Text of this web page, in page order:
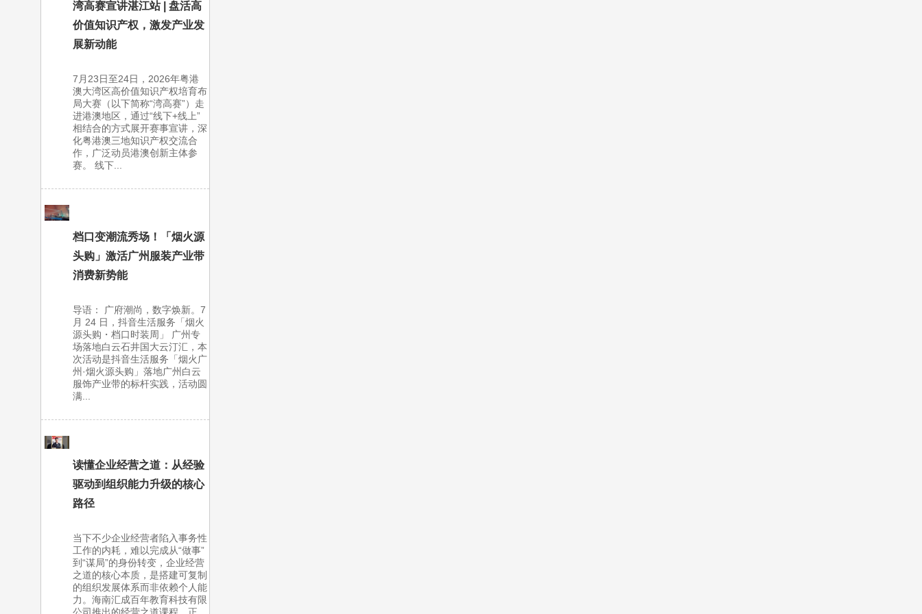
湾高赛宣讲湛江站 | 盘活高
价值知识产权，激发产业发
展新动能
7月23日至24日，2026年粤港
澳大湾区高价值知识产权培育布
局大赛（以下简称“湾高赛”）走
进港澳地区，通过“线下+线上”
相结合的方式展开赛事宣讲，深
化粤港澳三地知识产权交流合
作，广泛动员港澳创新主体参
赛。 线下...
档口变潮流秀场！「烟火源
头购」激活广州服装产业带
消费新势能
导语： 广府潮尚，数字焕新。7
月 24 日，抖音生活服务「烟火
源头购・档口时装周」 广州专
场落地白云石井国大云汀汇，本
次活动是抖音生活服务「烟火广
州·烟火源头购」落地广州白云
服饰产业带的标杆实践，活动圆
满...
读懂企业经营之道：从经验
驱动到组织能力升级的核心
路径
当下不少企业经营者陷入事务性
工作的内耗，难以完成从“做事”
到“谋局”的身份转变，企业经营
之道的核心本质，是搭建可复制
的组织发展体系而非依赖个人能
力。海南汇成百年教育科技有限